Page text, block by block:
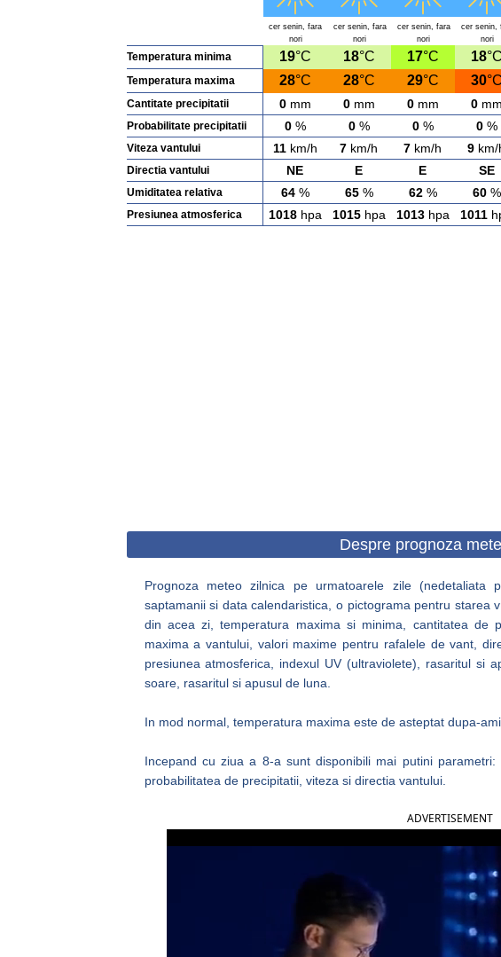
cer senin, fara
nori
cer senin, fara
nori
cer senin, fara
nori
cer senin,
nori
Temperatura minima 19°C 18°C 17°C 18°C
Temperatura maxima 28°C 28°C 29°C 30°C
Cantitate precipitatii 0mm 0mm 0mm 0mm
Probabilitate precipitatii 0% 0% 0% 0%
Viteza vantului 11km/h 7 km/h 7 km/h 9 km/
Directia vantului NE E E SE
Umiditatea relativa 64% 65% 62% 60%
Presiunea atmosferica 1018hpa 1015hpa 1013hpa 1011
Despre prognoza
Prognoza meteo zilnica pe urmatoarele zile (nedetaliata
saptamanii si data calendaristica, o pictograma pentru starea
din acea zi, temperatura maxima si minima, cantitatea de
maxima a vantului, valori maxime pentru rafalele de vant,
presiunea atmosferica, indexul UV (ultraviolete), rasaritul si
soare, rasaritul si apusul de luna.
In mod normal, temperatura maxima este de asteptat dupa-
Incepand cu ziua a 8-a sunt disponibili mai putini
probabilitatea de precipitatii, viteza si directia vantului.
ADVERTISEMENT